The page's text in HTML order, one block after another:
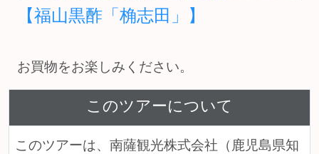
【福山黒酢「桷志田」】
お買物をお楽しみください。
このツアーについて
このツアーは、南薩観光株式会社（鹿児島県知